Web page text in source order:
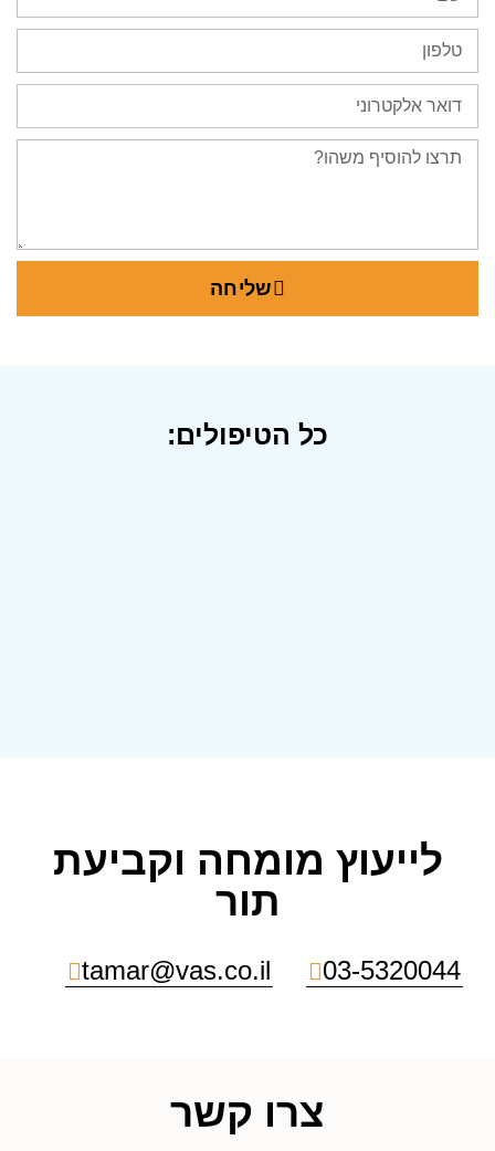
שליחה
כל הטיפולים:
לייעוץ מומחה וקביעת
תור
03-5320044
tamar@vas.co.il
צרו קשר